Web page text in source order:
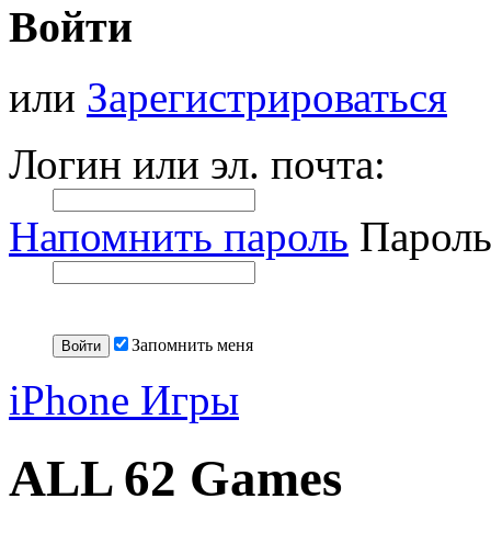
Войти
или Зарегистрироваться
Логин или эл. почта:
Напомнить пароль
Запомнить меня
iPhone Игры
ALL 62 Games